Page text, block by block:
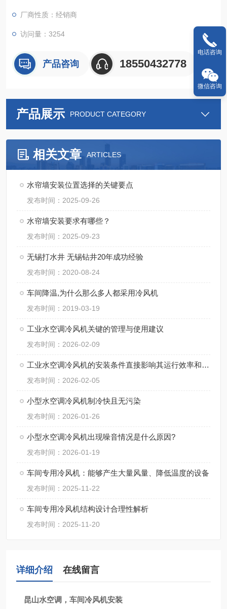
厂商性质：经销商
访问量：3254
产品咨询 18550432778
产品展示 PRODUCT CATEGORY
相关文章 ARTICLES
水帘墙安装位置选择的关键要点
发布时间：2025-09-26
水帘墙安装要求有哪些？
发布时间：2025-09-23
无锡打水井 无锡钻井20年成功经验
发布时间：2020-08-24
车间降温,为什么那么多人都采用冷风机
发布时间：2019-03-19
工业水空调冷风机关键的管理与使用建议
发布时间：2026-02-09
工业水空调冷风机的安装条件直接影响其运行效率和使用寿命
发布时间：2026-02-05
小型水空调冷风机制冷快且无污染
发布时间：2026-01-26
小型水空调冷风机出现噪音情况是什么原因?
发布时间：2026-01-19
车间专用冷风机：能够产生大量风量、降低温度的设备
发布时间：2025-11-22
车间专用冷风机结构设计合理性解析
发布时间：2025-11-20
详细介绍 在线留言
昆山水空调，车间冷风机安装
电话咨询
微信咨询